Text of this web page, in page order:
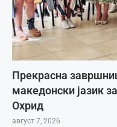
Прекрасна
македонски јазик
Охрид
август 7, 2026